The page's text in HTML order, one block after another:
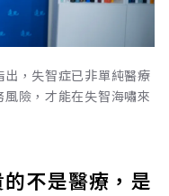
，失智症已非單純醫療
險，才能在失智海嘯來
不是醫療，是